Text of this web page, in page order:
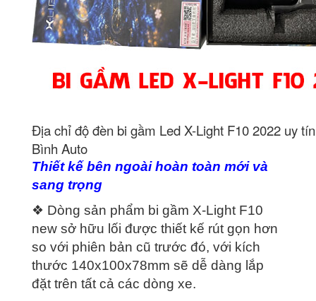
Địa chỉ độ đèn bi gầm Led X-Light F10 2022 uy
Bình Auto
Thiết kế bên ngoài hoàn toàn mới và
sang trọng
❖ Dòng sản phẩm bi gầm X-Light F10
new sở hữu lối được thiết kế rút gọn hơn
so với phiên bản cũ trước đó, với kích
thước 140x100x78mm sẽ dễ dàng lắp
đặt trên tất cả các dòng xe.